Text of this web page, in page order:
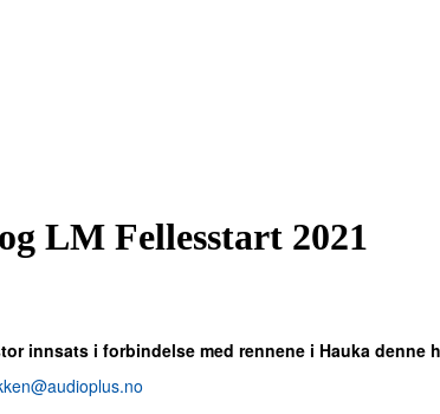
LM Fellesstart 2021
innsats i forbindelse med rennene i Hauka denne